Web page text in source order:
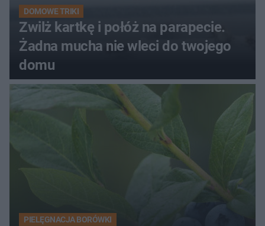
DOMOWE TRIKI
Zwilż kartkę i połóż na parapecie.
Żadna mucha nie wleci do twojego
domu
PIELĘGNACJA BORÓWKI